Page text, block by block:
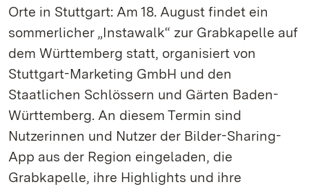
Orte in Stuttgart: Am 18. August findet ein
sommerlicher „Instawalk“ zur Grabkapelle auf
dem Württemberg statt, organisiert von
Stuttgart-Marketing GmbH und den
Staatlichen Schlössern und Gärten Baden-
Württemberg. An diesem Termin sind
Nutzerinnen und Nutzer der Bilder-Sharing-
App aus der Region eingeladen, die
Grabkapelle, ihre Highlights und ihre